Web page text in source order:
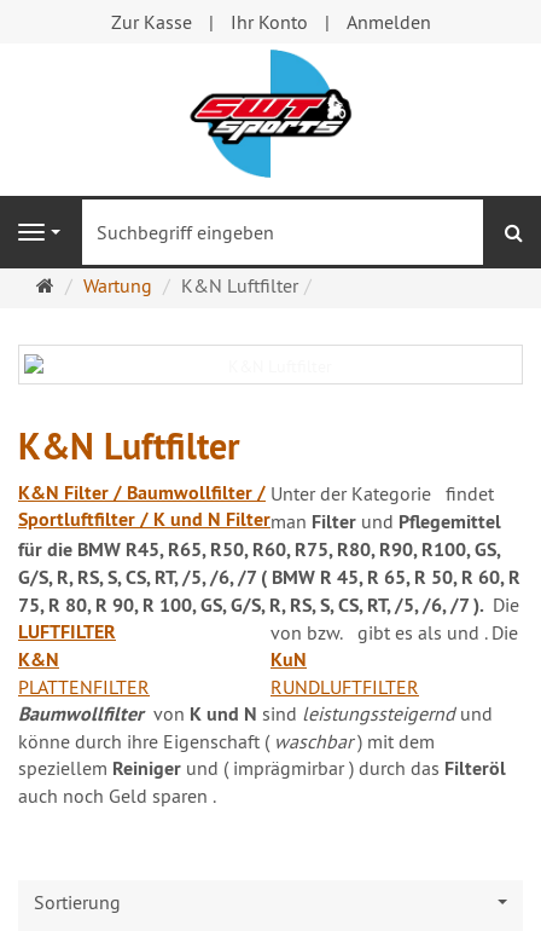
Zur Kasse Ihr Konto Anmelden
Navigation
Startseite
Wartung K&N Luftfilter
K&N Luftfilter
Unter der Kategorie
K&N Filter / Baumwollfilter /
Sportluftfilter / K und N Filter
findet
man Filter und Pflegemittel
für die BMW R45, R65, R50, R60, R75, R80, R90, R100, GS,
G/S, R, RS, S, CS, RT, /5, /6, /7 ( BMW R 45, R 65, R 50, R 60, R
75, R 80, R 90, R 100, GS, G/S, R, RS, S, CS, RT, /5, /6, /7 ). Die
LUFTFILTER von
K&N
bzw.
KuN
gibt es als
PLATTENFILTER
und
RUNDLUFTFILTER
. Die
Baumwollfilter von K und N sind leistungssteigernd und
könne durch ihre Eigenschaft ( waschbar) mit dem
speziellem Reiniger und ( imprägmirbar ) durch das Filteröl
auch noch Geld sparen .
Sortierung